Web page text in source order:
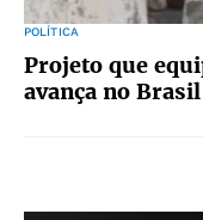
POLÍTICA
Projeto que
avança no Brasil